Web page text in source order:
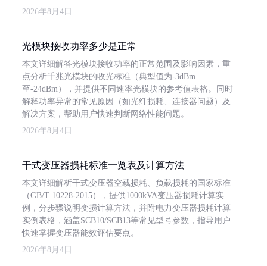
2026年8月4日
光模块接收功率多少是正常
本文详细解答光模块接收功率的正常范围及影响因素，重
点分析千兆光模块的收光标准（典型值为-3dBm
至-24dBm），并提供不同速率光模块的参考值表格。同时
解释功率异常的常见原因（如光纤损耗、连接器问题）及
解决方案，帮助用户快速判断网络性能问题。
2026年8月4日
干式变压器损耗标准一览表及计算方法
本文详细解析干式变压器空载损耗、负载损耗的国家标准
（GB/T 10228-2015），提供1000kVA变压器损耗计算实
例，分步骤说明变损计算方法，并附电力变压器损耗计算
实例表格，涵盖SCB10/SCB13等常见型号参数，指导用户
快速掌握变压器能效评估要点。
2026年8月4日